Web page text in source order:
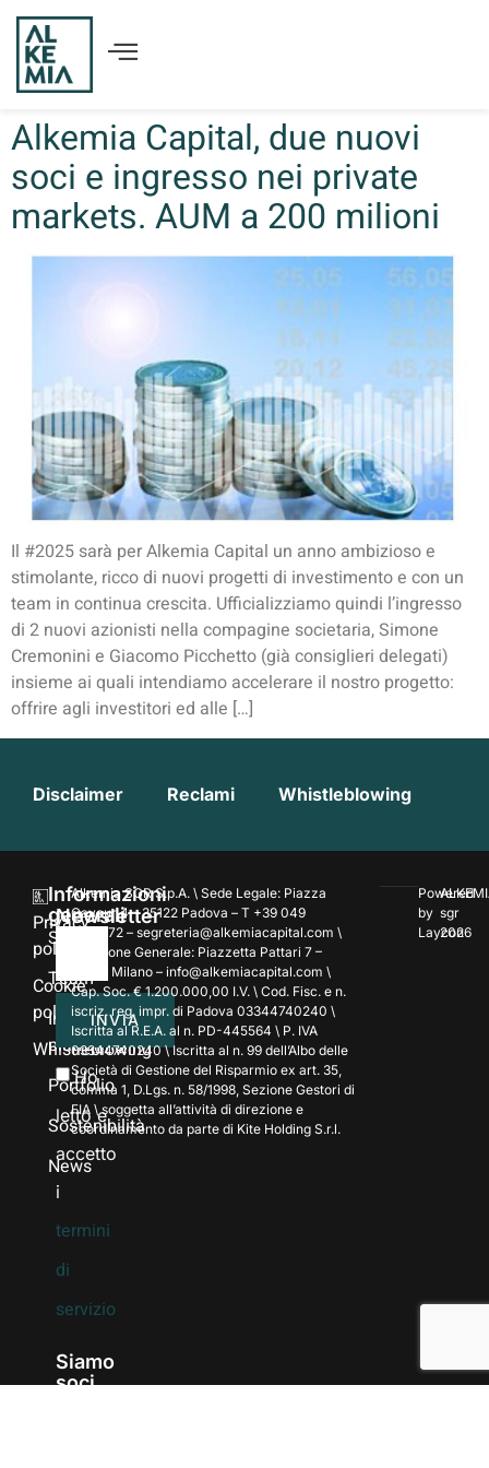
Alkemia Capital, due nuovi
soci e ingresso nei private
markets. AUM a 200 milioni
Il #2025 sarà per Alkemia Capital un anno ambizioso e
stimolante, ricco di nuovi progetti di investimento e con un
team in continua crescita. Ufficializziamo quindi l’ingresso
di 2 nuovi azionisti nella compagine societaria, Simone
Cremonini e Giacomo Picchetto (già consiglieri delegati)
insieme ai quali intendiamo accelerare il nostro progetto:
offrire agli investitori ed alle […]
Disclaimer Reclami Whistleblowing
Privacy
policy
Cookie
policy
Whistleblowing
Informazioni
generali
Società
Team
Investment
platforms
Portfolio
Sostenibilità
News
Newsletter
Ho
letto e
accetto
i
termini
di
servizio
INVIA
Siamo
soci
Alkemia SGR S.p.A. \ Sede Legale: Piazza
Cavour 4 – 35122 Padova – T +39 049
7354172 – segreteria@alkemiacapital.com \
Direzione Generale: Piazzetta Pattari 7 –
20122 Milano – info@alkemiacapital.com \
Cap. Soc. € 1.200.000,00 I.V. \ Cod. Fisc. e n.
iscriz. reg. impr. di Padova 03344740240 \
Iscritta al R.E.A. al n. PD-445564 \ P. IVA
03344740240 \ Iscritta al n. 99 dell’Albo delle
Società di Gestione del Risparmio ex art. 35,
comma 1, D.Lgs. n. 58/1998, Sezione Gestori di
FIA \ soggetta all’attività di direzione e
coordinamento da parte di Kite Holding S.r.l.
Powered
by
Laycon
sgr
2026